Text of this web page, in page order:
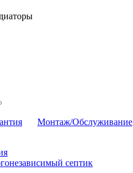
Монтаж/Обслуживание
септик